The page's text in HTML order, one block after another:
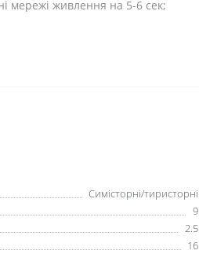
мережі живлення на 5-6 сек;
Симісторні/тиристорні
9
2.5
16